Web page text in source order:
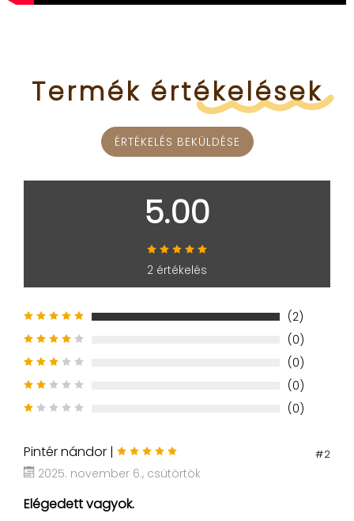
Termék értékelések
ÉRTÉKELÉS BEKÜLDÉSE
5.00
2 értékelés
(2)
(0)
(0)
(0)
(0)
#2
Pintér nándor |
2025. november 6., csütörtök
Elégedett vagyok.